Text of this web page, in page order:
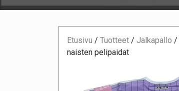
Etusivu / Tuotteet / Jalkapallo /
naisten pelipaidat